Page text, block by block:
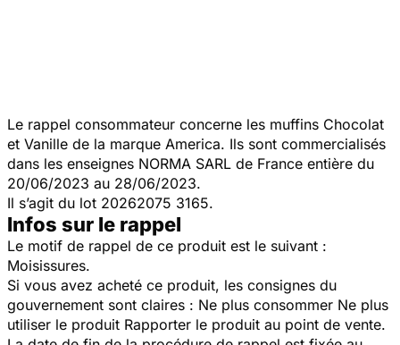
Le rappel consommateur concerne les muffins Chocolat
et Vanille de la marque America. Ils sont commercialisés
dans les enseignes NORMA SARL de France entière du
20/06/2023 au 28/06/2023.
Il s’agit du lot 20262075 3165.
Infos sur le rappel
Le motif de rappel de ce produit est le suivant :
Moisissures.
Si vous avez acheté ce produit, les consignes du
gouvernement sont claires : Ne plus consommer Ne plus
utiliser le produit Rapporter le produit au point de vente.